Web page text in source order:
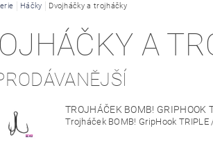
ECHOLOTY OBLEČENÍ
Háčky Dvojháčky a trojháčky
A
TROJHÁČEK BOMB! GRIPHOOK
Trojháček BOMB! GripHook TRIPLE